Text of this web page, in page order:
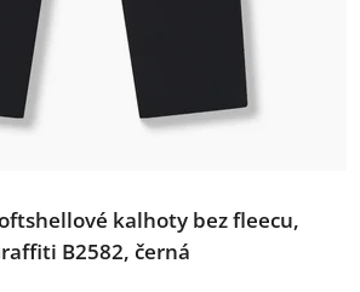
kalhoty bez fleecu,
B2582, černá